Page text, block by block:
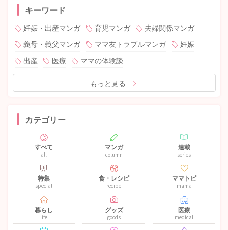
キーワード
妊娠・出産マンガ 育児マンガ
夫婦関係マンガ
義母・義父マンガ
ママ友トラブルマンガ
妊娠
出産
医療 ママの体験談
もっと見る
カテゴリー
すべて
all
マンガ
column
連載
series
特集
special
食・レシピ
recipe
ママトピ
mama
暮らし
life
グッズ
goods
医療
medical